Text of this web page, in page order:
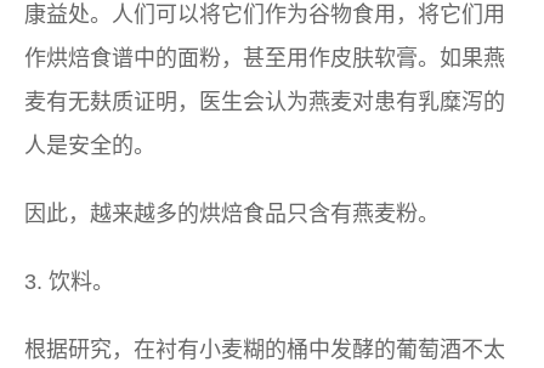
康益处。人们可以将它们作为谷物食用，将它们用
作烘焙食谱中的面粉，甚至用作皮肤软膏。如果燕
麦有无麸质证明，医生会认为燕麦对患有乳糜泻的
人是安全的。
因此，越来越多的烘焙食品只含有燕麦粉。
3. 饮料。
根据研究，在衬有小麦糊的桶中发酵的葡萄酒不太